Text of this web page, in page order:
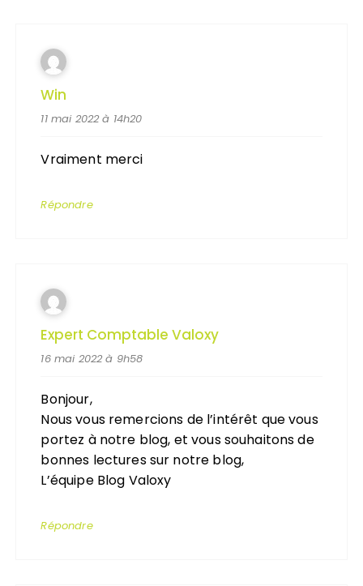
Win
11 mai 2022 à 14h20
Vraiment merci
Répondre
Expert Comptable Valoxy
16 mai 2022 à 9h58
Bonjour,
Nous vous remercions de l’intérêt que vous
portez à notre blog, et vous souhaitons de
bonnes lectures sur notre blog,
L’équipe Blog Valoxy
Répondre